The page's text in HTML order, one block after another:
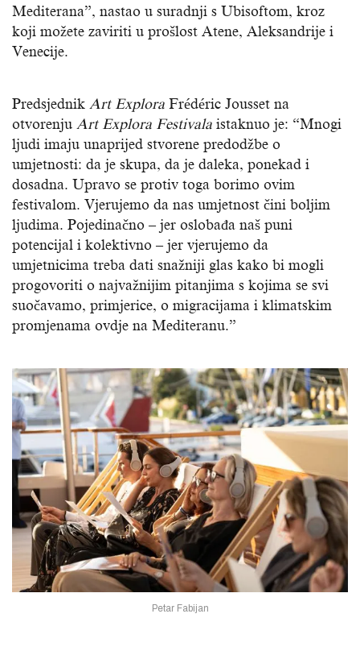
Mediterana”, nastao u suradnji s Ubisoftom, kroz
koji možete zaviriti u prošlost Atene, Aleksandrije i
Venecije.
Predsjednik Art Explora Frédéric Jousset na
otvorenju Art Explora Festivala istaknuo je: “Mnogi
ljudi imaju unaprijed stvorene predodžbe o
umjetnosti: da je skupa, da je daleka, ponekad i
dosadna. Upravo se protiv toga borimo ovim
festivalom. Vjerujemo da nas umjetnost čini boljim
ljudima. Pojedinačno – jer oslobađa naš puni
potencijal i kolektivno – jer vjerujemo da
umjetnicima treba dati snažniji glas kako bi mogli
progovoriti o najvažnijim pitanjima s kojima se svi
suočavamo, primjerice, o migracijama i klimatskim
promjenama ovdje na Mediteranu.”
Petar Fabijan